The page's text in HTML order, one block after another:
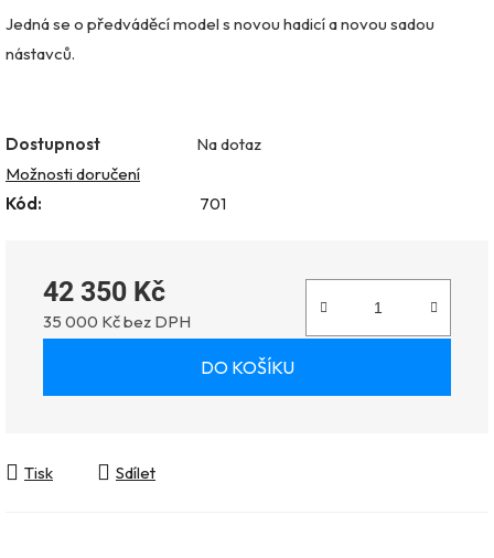
Jedná se o předváděcí model s novou hadicí a novou sadou
nástavců.
Dostupnost
Na dotaz
Možnosti doručení
Kód:
701
42 350 Kč
35 000 Kč bez DPH
DO KOŠÍKU
Tisk Sdílet